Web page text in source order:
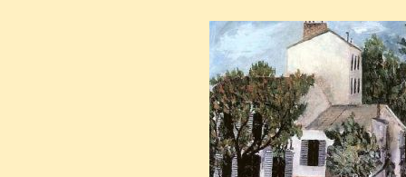
particulièrement
aussi exacte que
plâtre à ses
aussi proche que